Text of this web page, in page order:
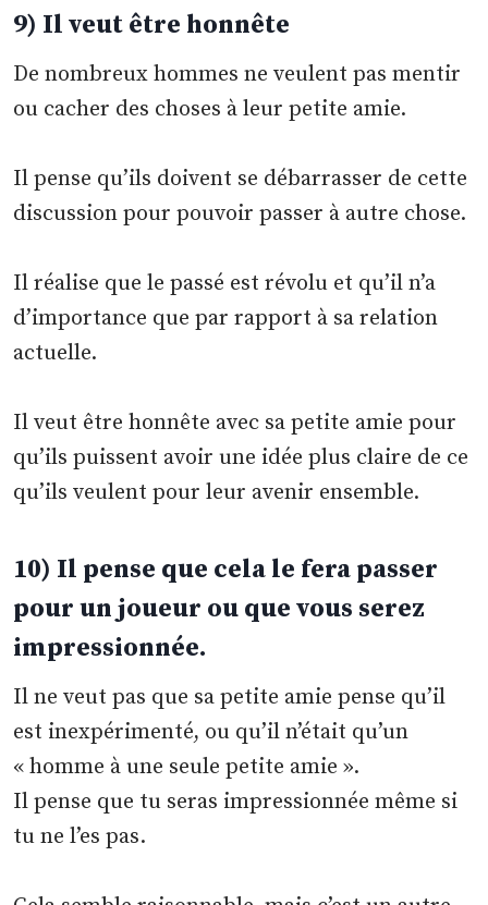
9) Il veut être honnête
De nombreux hommes ne veulent pas mentir
ou cacher des choses à leur petite amie.
Il pense qu’ils doivent se débarrasser de cette
discussion pour pouvoir passer à autre chose.
Il réalise que le passé est révolu et qu’il n’a
d’importance que par rapport à sa relation
actuelle.
Il veut être honnête avec sa petite amie pour
qu’ils puissent avoir une idée plus claire de ce
qu’ils veulent pour leur avenir ensemble.
10) Il pense que cela le fera passer
pour un joueur ou que vous serez
impressionnée.
Il ne veut pas que sa petite amie pense qu’il
est inexpérimenté, ou qu’il n’était qu’un
« homme à une seule petite amie ».
Il pense que tu seras impressionnée même si
tu ne l’es pas.